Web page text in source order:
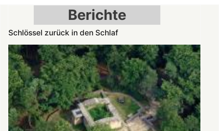
am
Denkmaltag
geöffnet
Berichte
Schlössel zurück in den Schlaf